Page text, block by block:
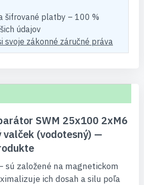
šifrované platby – 100 %
údajov
svoje zákonné záručné práva
SWM 25x100 2xM6
(vodotesný) —
sú založené na magnetickom
ich dosah a silu poľa